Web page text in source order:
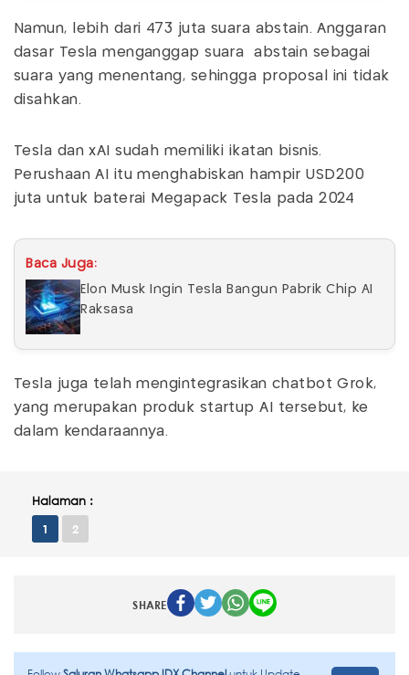
Namun, lebih dari 473 juta suara abstain. Anggaran
dasar Tesla menganggap suara abstain sebagai
suara yang menentang, sehingga proposal ini tidak
disahkan.
Tesla dan xAI sudah memiliki ikatan bisnis.
Perushaan AI itu menghabiskan hampir USD200
juta untuk baterai Megapack Tesla pada 2024
Baca Juga:
Elon Musk Ingin Tesla Bangun Pabrik Chip AI
Raksasa
Tesla juga telah mengintegrasikan chatbot Grok,
yang merupakan produk startup AI tersebut, ke
dalam kendaraannya.
Halaman :
1 2
SHARE